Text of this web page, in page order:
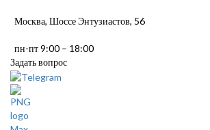
Москва, Шоссе Энтузиастов, 56
пн-пт 9:00 – 18:00
Задать вопрос